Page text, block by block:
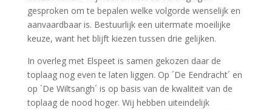
gesproken om te bepalen welke volgorde wenselijk en
aanvaardbaar is. Bestuurlijk een uitermate moeilijke
keuze, want het blijft kiezen tussen drie gelijken.
In overleg met Elspeet is samen gekozen daar de
toplaag nog even te laten liggen. Op ´De Eendracht´ en
op ´De Wiltsangh´ is op basis van de kwaliteit van de
toplaag de nood hoger. Wij hebben uiteindelijk